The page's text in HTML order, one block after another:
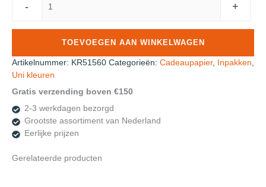
-
Mooier
60cm
x
gr
KE575
aantal
+
TOEVOEGEN AAN WINKELWAGEN
Artikelnummer: KR51560 Categorieën: Cadeaupapier, Inpakken,
Uni kleuren
Gratis verzending boven €150
2-3 werkdagen bezorgd
Grootste assortiment van Nederland
Eerlijke prijzen
Gerelateerde producten